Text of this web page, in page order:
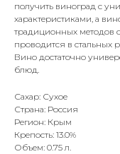
получить виноград с
характеристиками, а
традиционных методов
проводится в стальных
Вино достаточно
блюд.
Сахар: Сухое
Страна: Россия
Регион: Крым
Крепость: 13.0%
Объем: 0.75 л.